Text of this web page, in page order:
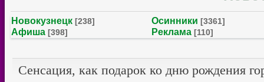
Новокузнецк [238] Осинники [3361]
Афиша [398] Реклама [110]
Сенсация, как подарок ко дню рождения